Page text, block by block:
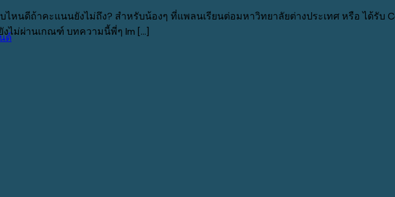
ด์
บบไหนดีถ้าคะแนนยังไม่ถึง? สำหรับน้องๆ ที่แพลนเรียนต่อมหาวิทยาลัยต่างประเทศ หรือ ได้รับ
ไม่ผ่านเกณฑ์ บทความนี้พี่ๆ Im [...]